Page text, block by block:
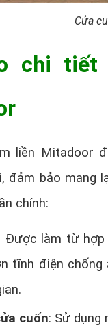
Cửa
chi tiết
liền Mitadoor
đảm bảo mang
chính:
Được làm từ hợp
tĩnh điện
cuốn: Sử dụng